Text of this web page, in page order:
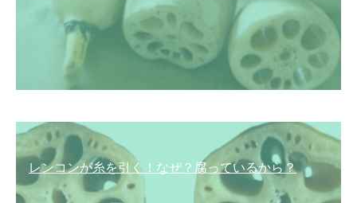
レンコンが糸を引く！なぜ？腐っているから？